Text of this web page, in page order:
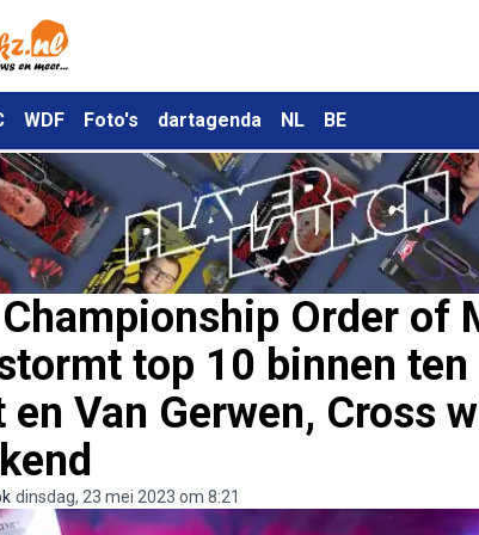
WDF Foto's dartagenda NL BE
Order of
top 10 binnen ten
en Van Gerwen, Cross
dinsdag, 23 mei 2023 om 8:21